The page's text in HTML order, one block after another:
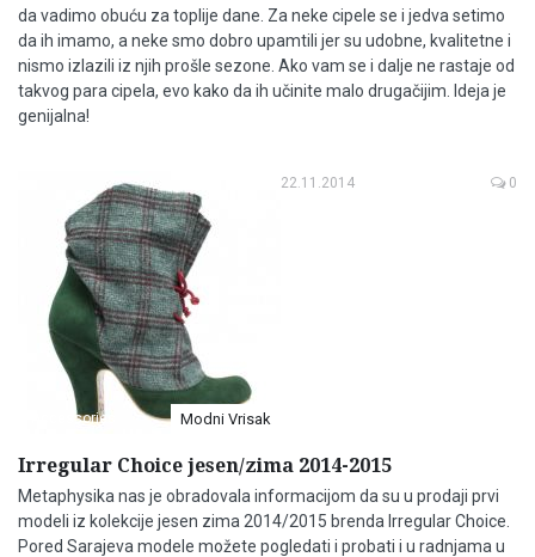
da vadimo obuću za toplije dane. Za neke cipele se i jedva setimo
da ih imamo, a neke smo dobro upamtili jer su udobne, kvalitetne i
nismo izlazili iz njih prošle sezone. Ako vam se i dalje ne rastaje od
takvog para cipela, evo kako da ih učinite malo drugačijim. Ideja je
genijalna!
Accessories Modni Vrisak
22.11.2014 0
Irregular Choice jesen/zima 2014-2015
Metaphysika nas je obradovala informacijom da su u prodaji prvi
modeli iz kolekcije jesen zima 2014/2015 brenda Irregular Choice.
Pored Sarajeva modele možete pogledati i probati i u radnjama u